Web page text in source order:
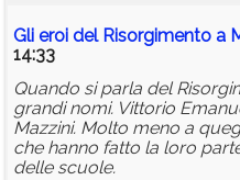
Gli eroi del Risorgimento a
14:33
Quando si parla del
grandi nomi. Vittorio
Mazzini. Molto meno a
che hanno fatto la loro
delle scuole.